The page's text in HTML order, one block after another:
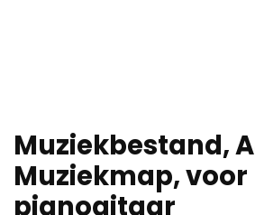
Muziekbestand,
Muziekmap, voor
pianogitaar